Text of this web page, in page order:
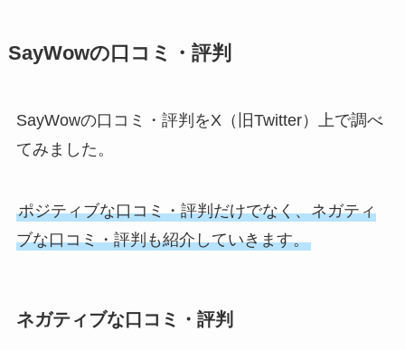
SayWowの口コミ・評判
SayWowの口コミ・評判をX（旧Twitter）上で調べ
てみました。
ポジティブな口コミ・評判だけでなく、ネガティ
ブな口コミ・評判も紹介していきます。
ネガティブな口コミ・評判